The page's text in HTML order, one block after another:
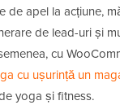
de apel la acțiune,
de lead-uri și
cu
cu ușurință un
yoga și fitness.